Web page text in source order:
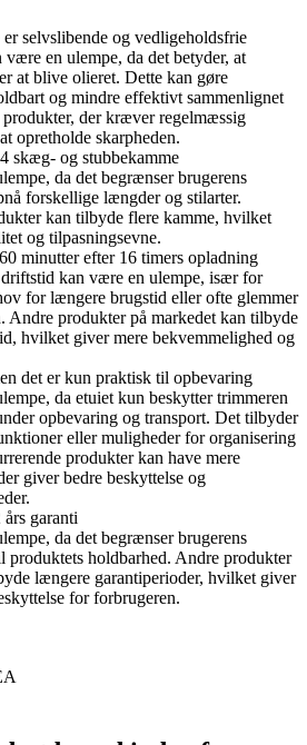
selvslibende og vedligeholdsfrie
en ulempe, da det betyder, at
at blive olieret. Dette kan gøre
og mindre effektivt sammenlignet
der kræver regelmæssig
opretholde skarpheden.
skæg- og stubbekamme
da det begrænser brugerens
forskellige længder og stilarter.
kan tilbyde flere kamme, hvilket
og tilpasningsevne.
minutter efter 16 timers opladning
kan være en ulempe, især for
for længere brugstid eller ofte glemmer
Andre produkter på markedet kan tilbyde
hvilket giver mere bekvemmelighed og
det er kun praktisk til opbevaring
da etuiet kun beskytter trimmeren
opbevaring og transport. Det tilbyder
eller muligheder for organisering
produkter kan have mere
giver bedre beskyttelse og
garanti
da det begrænser brugerens
produktets holdbarhed. Andre produkter
længere garantiperioder, hvilket giver
for forbrugeren.